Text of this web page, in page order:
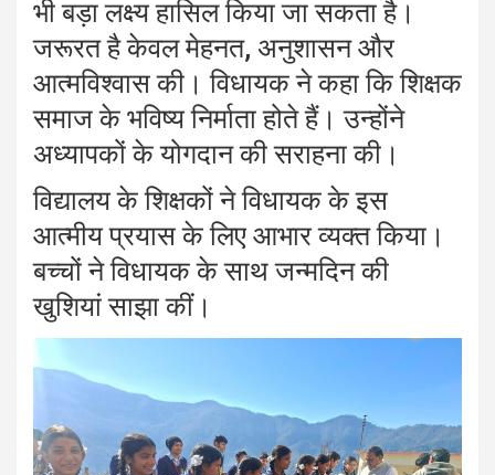
भी बड़ा लक्ष्य हासिल किया जा सकता है।
जरूरत है केवल मेहनत, अनुशासन और
आत्मविश्वास की। विधायक ने कहा कि शिक्षक
समाज के भविष्य निर्माता होते हैं। उन्होंने
अध्यापकों के योगदान की सराहना की।
विद्यालय के शिक्षकों ने विधायक के इस
आत्मीय प्रयास के लिए आभार व्यक्त किया।
बच्चों ने विधायक के साथ जन्मदिन की
खुशियां साझा कीं।